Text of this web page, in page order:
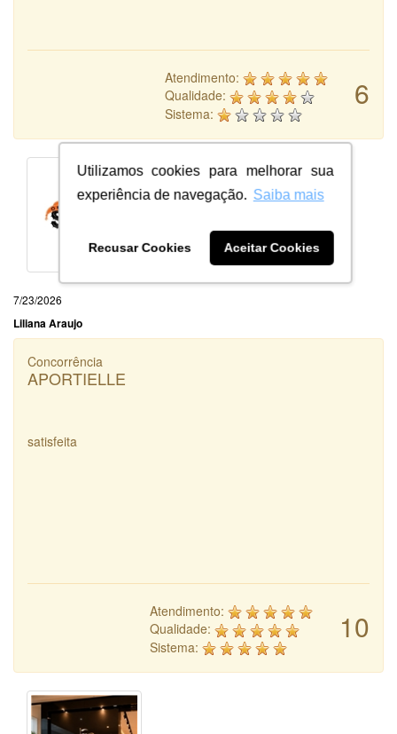
Utilizamos cookies para melhorar sua
experiência de navegação. Saiba mais
Recusar Cookies Aceitar Cookies
6
Atendimento:
Qualidade:
Sistema:
7/23/2026
Liliana Araujo
Concorrência
APORTIELLE
satisfeita
10
Atendimento:
Qualidade:
Sistema: